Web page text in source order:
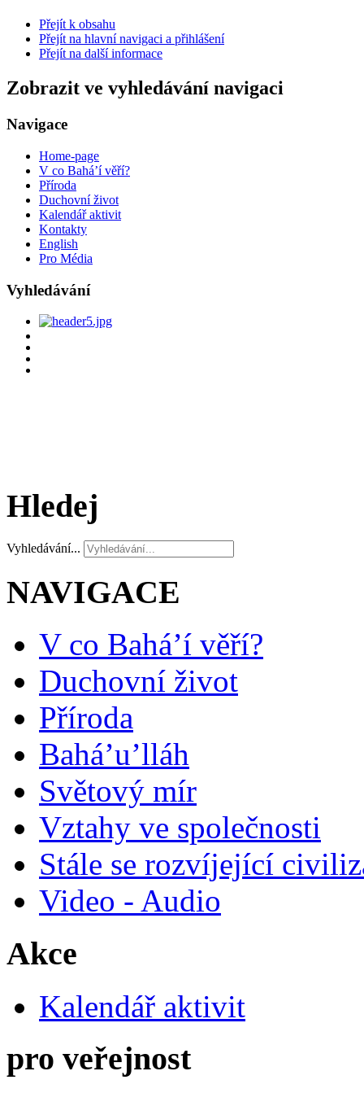
Přejít k obsahu
Přejít na hlavní navigaci a přihlášení
Přejít na další informace
Zobrazit ve vyhledávání navigaci
Navigace
Home-page
V co Bahá’í věří?
Příroda
Duchovní život
Kalendář aktivit
Kontakty
English
Pro Média
Vyhledávání
Hledej
Vyhledávání...
NAVIGACE
V co Bahá’í věří?
Duchovní život
Příroda
Bahá’u’lláh
Světový mír
Vztahy ve společnosti
Stále se rozvíjející
Video - Audio
Akce
Kalendář aktivit
pro veřejnost